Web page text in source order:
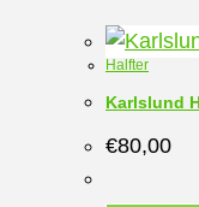
Halfter
Karlslund
€80,00